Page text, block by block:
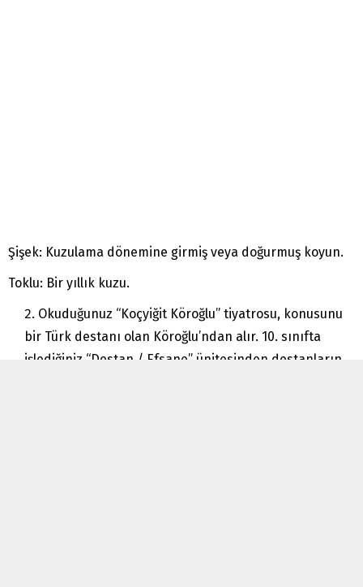
Şişek: Kuzulama dönemine girmiş veya doğurmuş koyun.
Toklu: Bir yıllık kuzu.
Okuduğunuz “Koçyiğit Köroğlu” tiyatrosu, konusunu
bir Türk destanı olan Köroğlu’ndan alır. 10. sınıfta
işlediğiniz “Destan / Efsane” ünitesinden destanların